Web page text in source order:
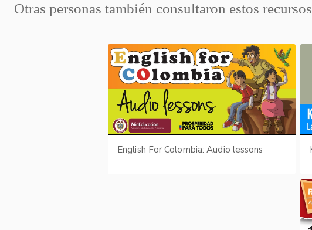
Otras personas también consultaron estos recursos
English For Colombia: Audio lessons